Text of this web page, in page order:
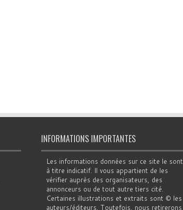
INFORMATIONS IMPORTANTES
Les informations données sur ce site le sont
à titre indicatif. Il vous appartient de les
vérifier auprès des organisateurs, des
annonceurs ou de tout autre tiers cité.
Certaines illustrations et extraits sont © les
auteurs/éditeurs. Toutefois, nous retirerons